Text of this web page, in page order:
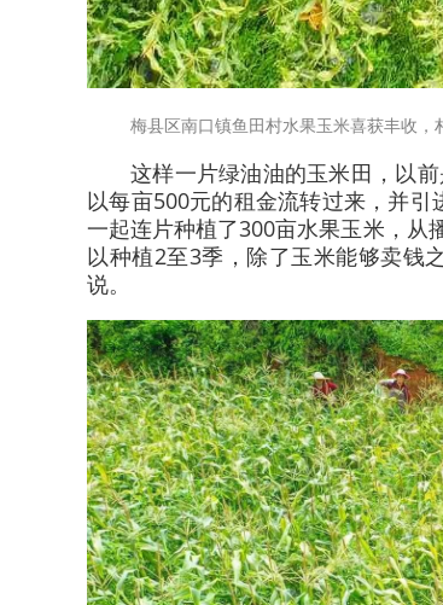
梅县区南口镇鱼田村水果玉米喜获丰收，
这样一片绿油油的玉米田，以
以每亩500元的租金流转过来，并
一起连片种植了300亩水果玉米，从
以种植2至3季，除了玉米能够卖钱
说。